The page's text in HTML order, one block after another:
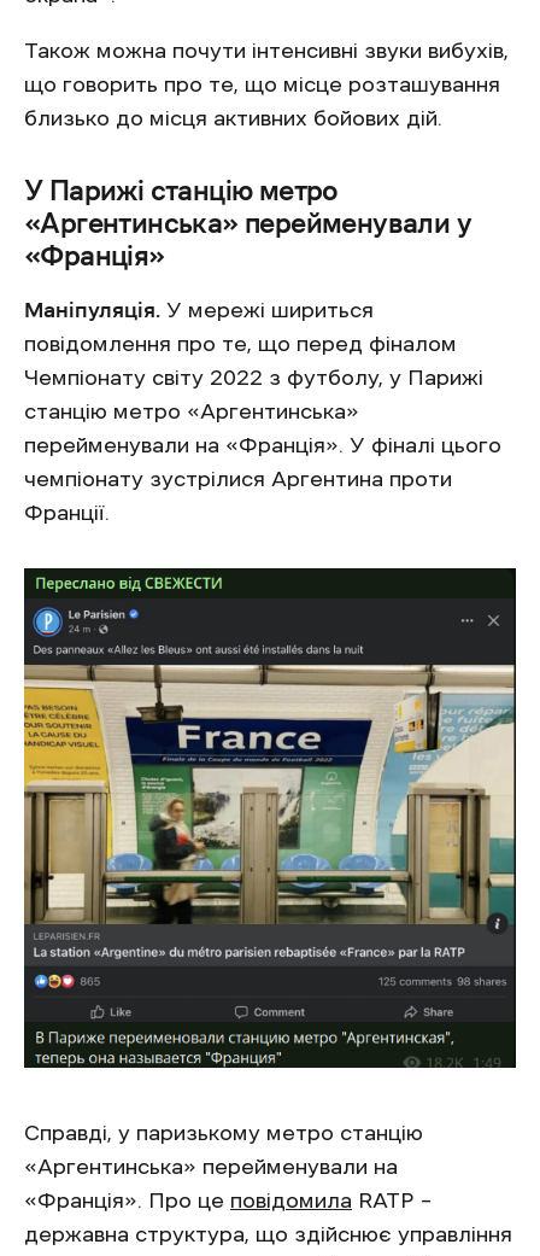
Також можна почути інтенсивні звуки вибухів,
що говорить про те, що місце розташування
близько до місця активних бойових дій.
У Парижі станцію метро
«Аргентинська» перейменували у
«Франція»
Маніпуляція. У мережі шириться
повідомлення про те, що перед фіналом
Чемпіонату світу 2022 з футболу, у Парижі
станцію метро «Аргентинська»
перейменували на «Франція». У фіналі цього
чемпіонату зустрілися Аргентина проти
Франції.
Справді, у паризькому метро станцію
«Аргентинська» перейменували на
«Франція». Про це повідомила RATP –
державна структура, що здійснює управління